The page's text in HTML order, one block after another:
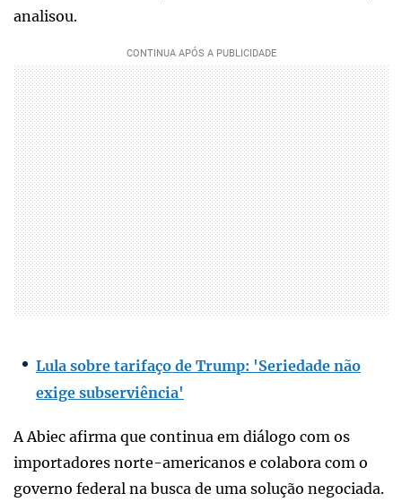
analisou.
Lula sobre tarifaço de Trump: 'Seriedade não
exige subserviência'
A Abiec afirma que continua em diálogo com os
importadores norte-americanos e colabora com o
governo federal na busca de uma solução negociada.